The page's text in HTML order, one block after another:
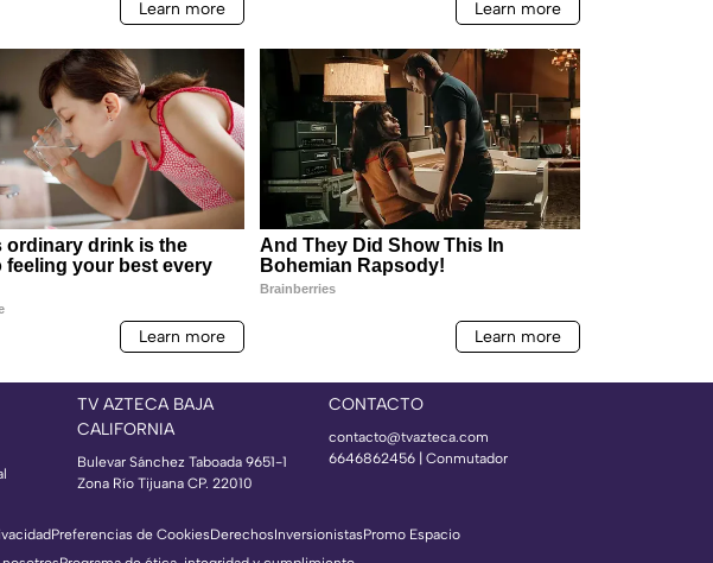
TV AZTECA BAJA
CALIFORNIA
Bulevar Sánchez Taboada 9651-1
Zona Río Tijuana CP. 22010
CONTACTO
contacto@tvazteca.com
6646862456 | Conmutador
Preferencias de CookiesDerechosInversionistasPromo Espacio